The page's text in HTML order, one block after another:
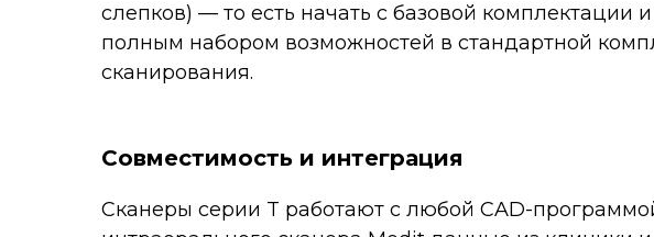
слепков) — то есть начать с базовой комплектации
полным набором возможностей в стандартной
сканирования.
Сканеры серии T работают с любой CAD-
Совместимость и интеграция